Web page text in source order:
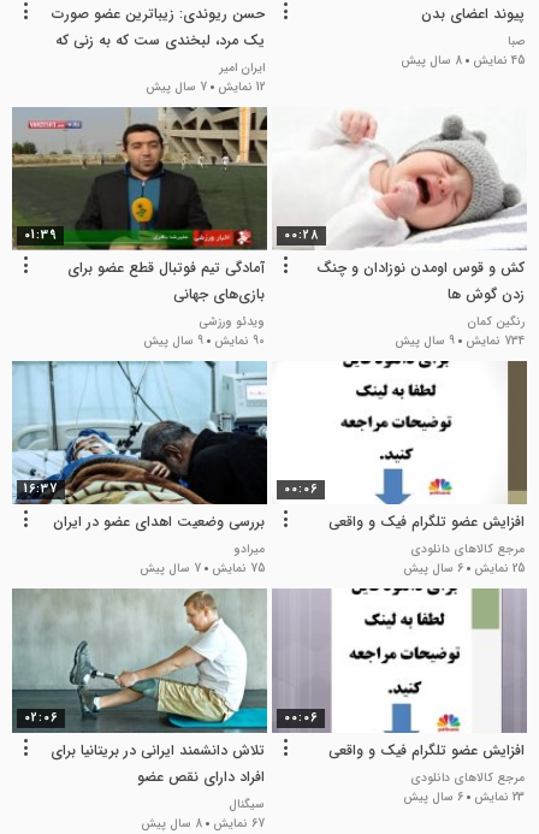
پیوند اعضای بدن
صبا
45 نمایش
8 سال پیش
حسن ریوندی: زیبا‌ترین عضو صورت
یک مرد، لبخندی ست که به زنی که
دوستش دارد می‌زند.
ایران امیر
12 نمایش
7 سال پیش
00:28
کش و قوس اومدن نوزادان و چنگ
زدن گوش ها
رنگین کمان
734 نمایش
9 سال پیش
01:39
آمادگی تیم فوتبال قطع عضو برای
بازی‌های جهانی
ویدئو ورزشی
90 نمایش
9 سال پیش
00:06
افزایش عضو تلگرام فیک و واقعی
مرجع کالاهای دانلودی
25 نمایش
6 سال پیش
16:37
بررسی وضعیت اهدای عضو در ایران
میرادو
75 نمایش
7 سال پیش
00:06
افزایش عضو تلگرام فیک و واقعی
مرجع کالاهای دانلودی
23 نمایش
6 سال پیش
02:06
تلاش دانشمند ایرانی در بریتانیا برای
افراد دارای نقص عضو
سیگنال
67 نمایش
8 سال پیش